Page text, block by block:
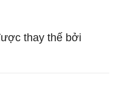
thay thế bởi